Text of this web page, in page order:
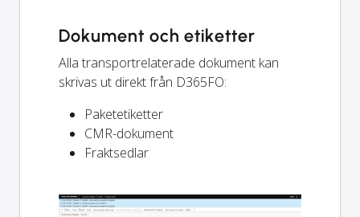
Dokument och etiketter
Alla transportrelaterade dokument kan
skrivas ut direkt från D365FO:
Paketetiketter
CMR-dokument
Fraktsedlar